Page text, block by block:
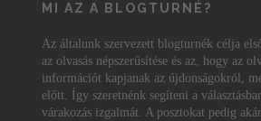
MI AZ A BLOGTURNÉ?
Az általunk szervezett blogturnék célja
az olvasás népszerűsítése és az, hogy az
információt kapjanak az újdonságokról,
előtt. Így szeretnénk segíteni a
várakozás izgalmát. A posztokat pedig